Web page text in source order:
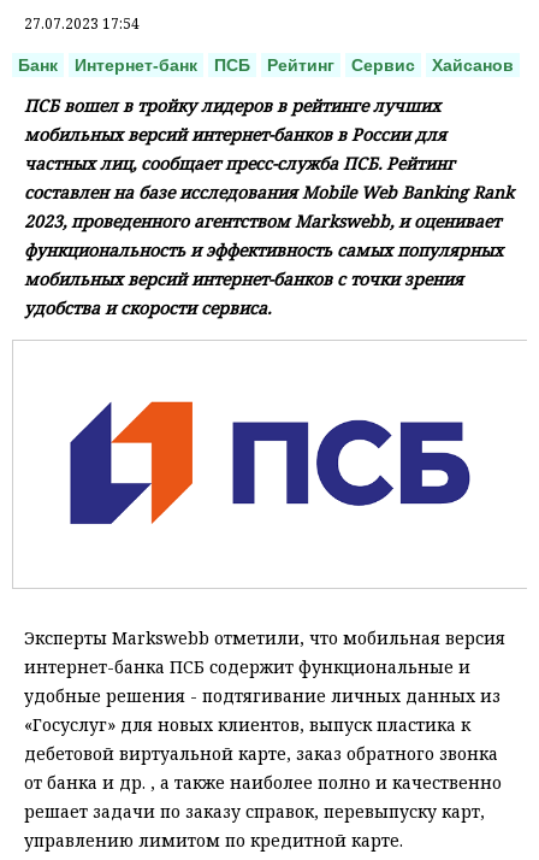
27.07.2023 17:54
Банк Интернет-банк ПСБ Рейтинг Сервис Хайсанов
ПСБ вошел в тройку лидеров в рейтинге лучших
мобильных версий интернет-банков в России для
частных лиц, сообщает пресс-служба ПСБ. Рейтинг
составлен на базе исследования Mobile Web Banking Rank
2023, проведенного агентством Markswebb, и оценивает
функциональность и эффективность самых популярных
мобильных версий интернет-банков с точки зрения
удобства и скорости сервиса.
Эксперты Markswebb отметили, что мобильная версия
интернет-банка ПСБ содержит функциональные и
удобные решения - подтягивание личных данных из
«Госуслуг» для новых клиентов, выпуск пластика к
дебетовой виртуальной карте, заказ обратного звонка
от банка и др. , а также наиболее полно и качественно
решает задачи по заказу справок, перевыпуску карт,
управлению лимитом по кредитной карте.